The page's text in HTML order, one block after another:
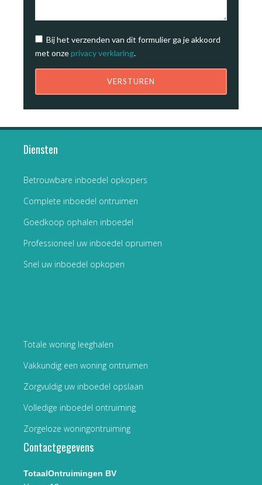
Bij het verzenden van dit formulier ga je akkoord
met onzeprivacy verklaring.
Diensten
Betrouwbare inboedel opkopers
Complete inboedel ontruimen
Goedkoop ophalen inboedel
Professioneel uw inboedel opruimen
Snel uw inboedel opkopen
Totale woning leeghalen
Vakkundig een woning ontruimen
Zorgvuldig uw inboedel opslaan
Volledige inboedel ontruiming
Zorgeloze woningontruiming
Contactgegevens
TotaalOntruimingen BV